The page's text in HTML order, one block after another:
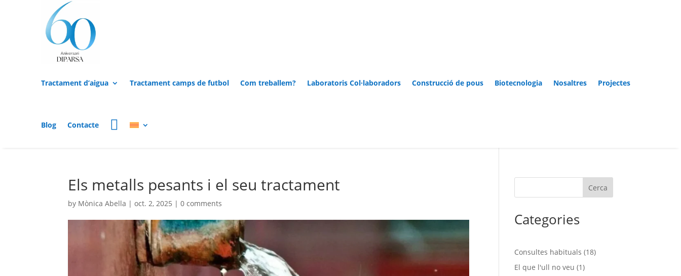
Tractament d’aigua Tractament camps de futbol Com treballem? Laboratoris Col·laboradors Construcció de pous Biotecnologia Nosaltres Projectes
Blog Contacte
Els metalls pesants i el seu tractament
by Mònica Abella |oct. 2, 2025 |0 comments
Cerca
Categories
Consultes habituals (18)
El que l'ull no veu (1)